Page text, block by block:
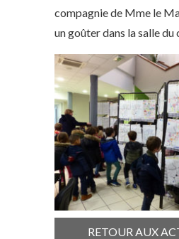
compagnie de Mme le
un goûter dans la salle du
RETOUR AUX